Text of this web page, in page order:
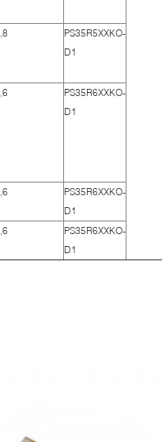
PS35R5XXKO-
D1
PS35R6XXKO-
D1
PS35R6XXKO-
D1
PS35R6XXKO-
D1